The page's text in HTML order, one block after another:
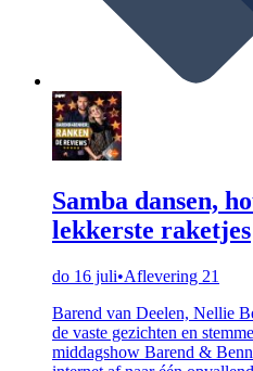
Samba dansen,
lekkerste raketjes
do 16 juli•Aflevering 21
Barend van Deelen, Nellie
de vaste gezichten en
middagshow Barend &